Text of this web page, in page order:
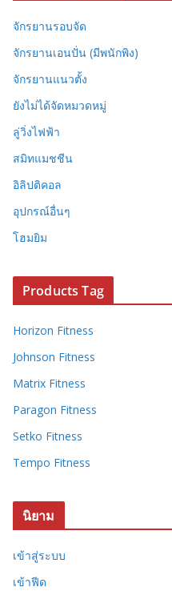
จักรยานรอบจัด
จักรยานเอนปั่น (มีพนักพิง)
จักรยานแนวตั้ง
ยังไม่ได้จัดหมวดหมู่
ลู่วิ่งไฟฟ้า
สมิทแมชชีน
อิลิปติคอล
อุปกรณ์อื่นๆ
โฮมยิม
Products Tag
Horizon Fitness
Johnson Fitness
Matrix Fitness
Paragon Fitness
Setko Fitness
Tempo Fitness
นิยาม
เข้าสู่ระบบ
เข้าฟีด